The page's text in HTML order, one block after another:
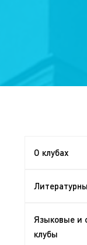
О клубах
Языковые и
клубы